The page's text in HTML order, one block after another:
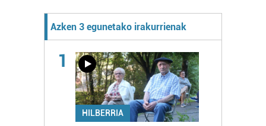
Azken 3 egunetako irakurrienak
1
HILBERRIA